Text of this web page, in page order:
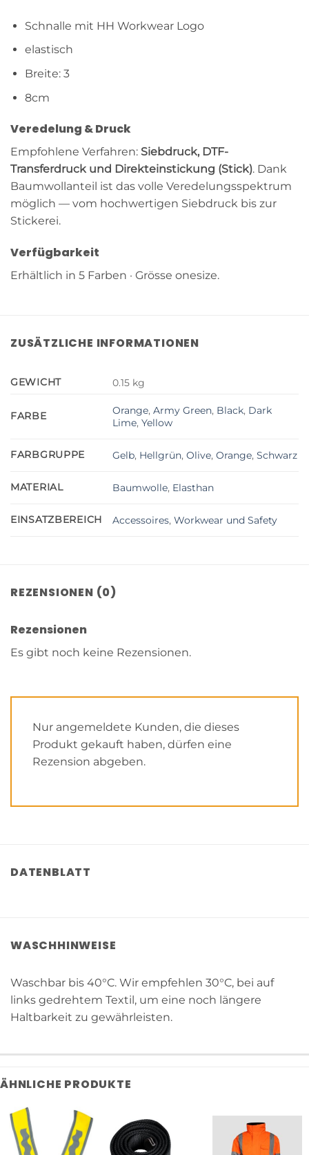
Schnalle mit HH Workwear Logo
elastisch
Breite: 3
8cm
Veredelung & Druck
Empfohlene Verfahren: Siebdruck, DTF-
Transferdruck und Direkteinstickung (Stick). Dank
Baumwollanteil ist das volle Veredelungsspektrum
möglich — vom hochwertigen Siebdruck bis zur
Stickerei.
Verfügbarkeit
Erhältlich in 5 Farben · Grösse onesize.
ZUSÄTZLICHE INFORMATIONEN
GEWICHT 0.15 kg
FARBE Orange,Army Green, Black, Dark
Lime,Yellow
FARBGRUPPE Gelb, Hellgrün,Olive,Orange,Schwarz
MATERIAL Baumwolle, Elasthan
EINSATZBEREICH Accessoires,Workwear und Safety
REZENSIONEN (0)
Rezensionen
Es gibt noch keine Rezensionen.
Nur angemeldete Kunden, die dieses
Produkt gekauft haben, dürfen eine
Rezension abgeben.
DATENBLATT
WASCHHINWEISE
Waschbar bis 40°C. Wir empfehlen 30°C, bei auf
links gedrehtem Textil, um eine noch längere
Haltbarkeit zu gewährleisten.
ÄHNLICHE PRODUKTE